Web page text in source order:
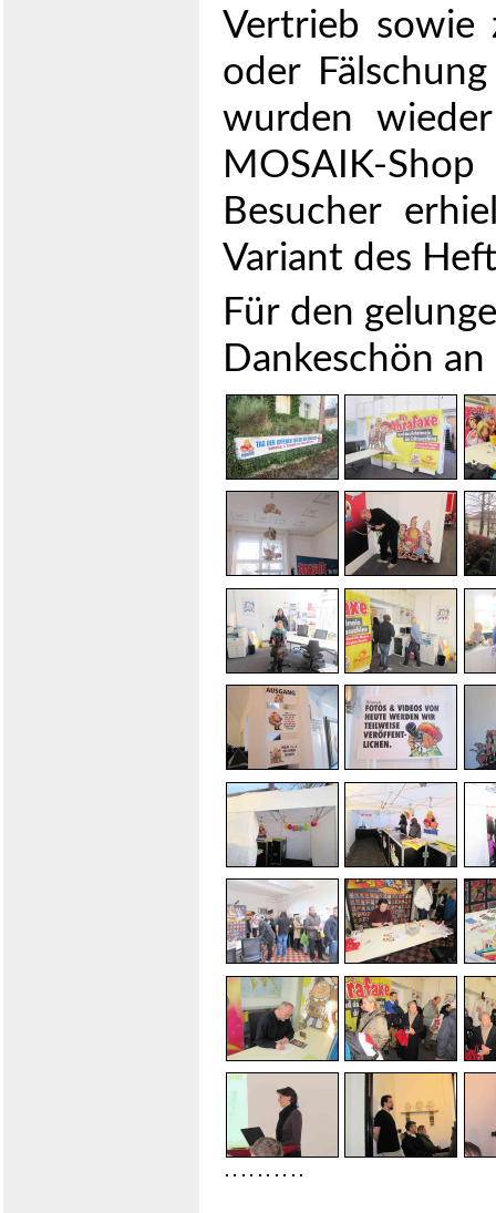
Vertrieb sowie
oder
wurden
MOSAIK-
Besucher
Variant des
Für den
Dankeschön